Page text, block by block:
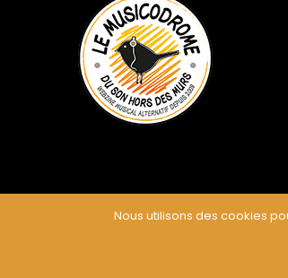
Nous utilisons des cookies